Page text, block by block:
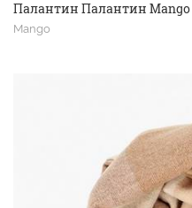
Палантин Палантин Mango
Mango